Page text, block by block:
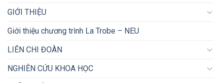
GIỚI THIỆU
Giới thiệu chương trình La Trobe – NEU
LIÊN CHI ĐOÀN
NGHIÊN CỨU KHOA HỌC